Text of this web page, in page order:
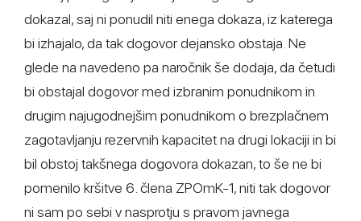
dokazal, saj ni ponudil niti enega dokaza, iz katerega
bi izhajalo, da tak dogovor dejansko obstaja. Ne
glede na navedeno pa naročnik še dodaja, da četudi
bi obstajal dogovor med izbranim ponudnikom in
drugim najugodnejšim ponudnikom o brezplačnem
zagotavljanju rezervnih kapacitet na drugi lokaciji in bi
bil obstoj takšnega dogovora dokazan, to še ne bi
pomenilo kršitve 6. člena ZPOmK-1, niti tak dogovor
ni sam po sebi v nasprotju s pravom javnega